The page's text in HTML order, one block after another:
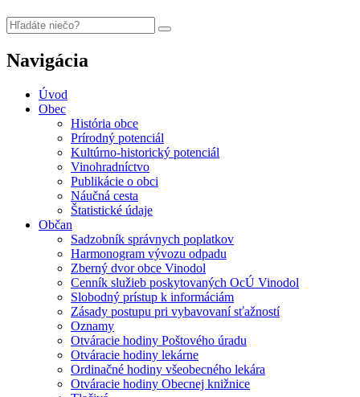
Navigácia
Úvod
Obec
História obce
Prírodný potenciál
Kultúrno-historický potenciál
Vinohradníctvo
Publikácie o obci
Náučná cesta
Štatistické údaje
Občan
Sadzobník správnych poplatkov
Harmonogram vývozu odpadu
Zberný dvor obce Vinodol
Cenník služieb poskytovaných OcÚ Vinodol
Slobodný prístup k informáciám
Zásady postupu pri vybavovaní sťažností
Oznamy
Otváracie hodiny Poštového úradu
Otváracie hodiny lekárne
Ordinačné hodiny všeobecného lekára
Otváracie hodiny Obecnej knižnice